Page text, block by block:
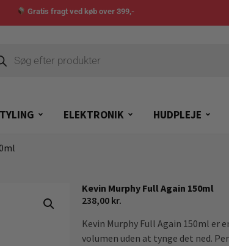
Gratis fragt ved køb over 399,-
ELEKTRONIK HUDPLEJE
Kevin Murphy Full Again 150ml
238,00 kr.
Kevin Murphy Full Again 150ml er
volumen uden at tynge det ned.